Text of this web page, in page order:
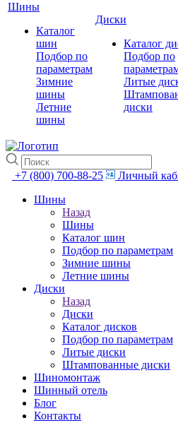
Шины
Каталог
шин
Подбор по
параметрам
Зимние
шины
Летние
шины
Диски
Каталог
Подбор по
Литые
диски
+7 (800) 700-88-25
Личный
Шины
Назад
Шины
Каталог шин
Подбор по параметрам
Зимние шины
Летние шины
Диски
Назад
Диски
Каталог дисков
Подбор по параметрам
Литые диски
Штампованные диски
Шиномонтаж
Шинный отель
Блог
Контакты